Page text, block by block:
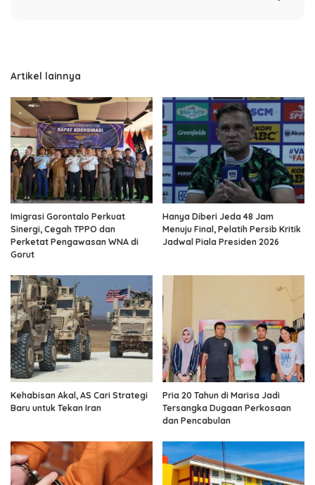
Artikel lainnya
Imigrasi Gorontalo Perkuat
Sinergi, Cegah TPPO dan
Perketat Pengawasan WNA di
Gorut
Hanya Diberi Jeda 48 Jam
Menuju Final, Pelatih Persib Kritik
Jadwal Piala Presiden 2026
Kehabisan Akal, AS Cari Strategi
Baru untuk Tekan Iran
Pria 20 Tahun di Marisa Jadi
Tersangka Dugaan Perkosaan
dan Pencabulan